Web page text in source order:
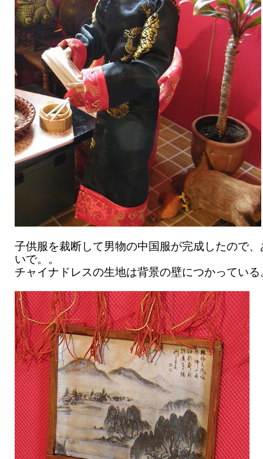
子供服を裁断して男物の中国服が完成したので
いで。。
チャイナドレスの生地は背景の壁につかっている